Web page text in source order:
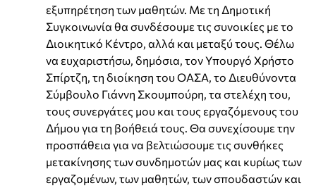
εξυπηρέτηση των μαθητών. Με τη Δημοτική
Συγκοινωνία θα συνδέσουμε τις συνοικίες με το
Διοικητικό Κέντρο, αλλά και μεταξύ τους. Θέλω
να ευχαριστήσω, δημόσια, τον Υπουργό Χρήστο
Σπίρτζη, τη διοίκηση του ΟΑΣΑ, το Διευθύνοντα
Σύμβουλο Γιάννη Σκουμπούρη, τα στελέχη του,
τους συνεργάτες μου και τους εργαζόμενους του
Δήμου για τη βοήθειά τους. Θα συνεχίσουμε την
προσπάθεια για να βελτιώσουμε τις συνθήκες
μετακίνησης των συνδημοτών μας και κυρίως των
εργαζομένων, των μαθητών, των σπουδαστών και